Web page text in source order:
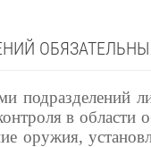
подразделений
в
оружия,